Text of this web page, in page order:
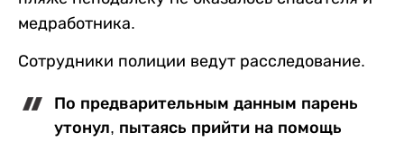
медработника.
Сотрудники полиции ведут расследование.
По предварительным данным парень
утонул, пытаясь прийти на помощь